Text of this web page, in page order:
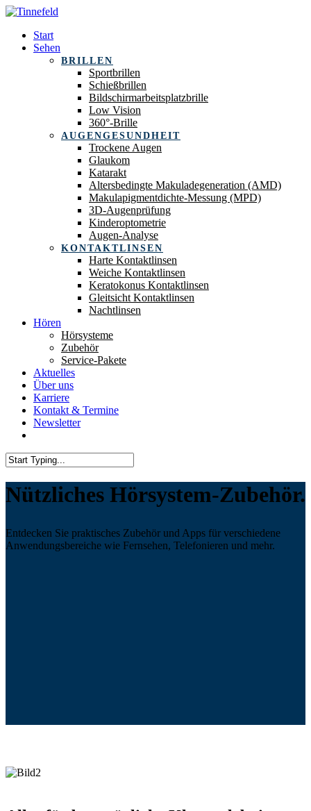
Start
Sehen
BRILLEN
Sportbrillen
Schießbrillen
Bildschirmarbeitsplatzbrille
Low Vision
360°-Brille
AUGENGESUNDHEIT
Trockene Augen
Glaukom
Katarakt
Altersbedingte Makuladegeneration (AMD)
Makulapigmentdichte-Messung (MPD)
3D-Augenprüfung
Kinderoptometrie
Augen-Analyse
KONTAKTLINSEN
Harte Kontaktlinsen
Weiche Kontaktlinsen
Keratokonus Kontaktlinsen
Gleitsicht Kontaktlinsen
Nachtlinsen
Hören
Hörsysteme
Zubehör
Service-Pakete
Aktuelles
Über uns
Karriere
Kontakt & Termine
Newsletter
Nützliches Hörsystem-Zubehör.
Entdecken Sie praktisches Zubehör und Apps für verschiedene
Anwendungsbereiche wie Fernsehen, Telefonieren und mehr.